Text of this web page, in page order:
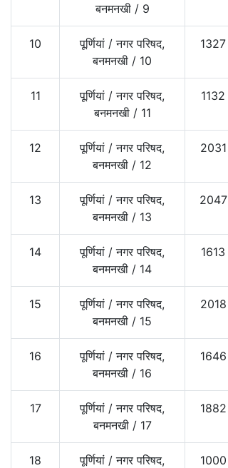
बनमनखी / 9
10 पूर्णियां /नगर परिषद,
बनमनखी / 10
1327
11 पूर्णियां /नगर परिषद,
बनमनखी / 11
1132
12 पूर्णियां /नगर परिषद,
बनमनखी / 12
2031
13 पूर्णियां /नगर परिषद,
बनमनखी / 13
2047
14 पूर्णियां /नगर परिषद,
बनमनखी / 14
1613
15 पूर्णियां /नगर परिषद,
बनमनखी / 15
2018
16 पूर्णियां /नगर परिषद,
बनमनखी / 16
1646
17 पूर्णियां /नगर परिषद,
बनमनखी / 17
1882
18 पूर्णियां /नगर परिषद,
1000